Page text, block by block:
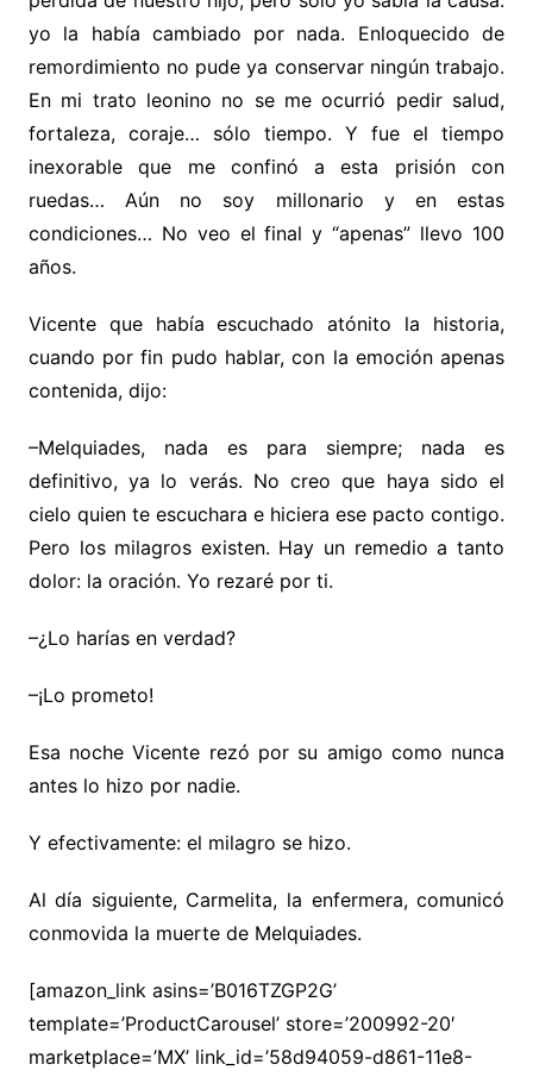
yo la había cambiado por nada. Enloquecido de
remordimiento no pude ya conservar ningún trabajo.
En mi trato leonino no se me ocurrió pedir salud,
fortaleza, coraje… sólo tiempo. Y fue el tiempo
inexorable que me confinó a esta prisión con
ruedas… Aún no soy millonario y en estas
condiciones… No veo el final y “apenas” llevo 100
años.
Vicente que había escuchado atónito la historia,
cuando por fin pudo hablar, con la emoción apenas
contenida, dijo:
–Melquiades, nada es para siempre; nada es
definitivo, ya lo verás. No creo que haya sido el
cielo quien te escuchara e hiciera ese pacto contigo.
Pero los milagros existen. Hay un remedio a tanto
dolor: la oración. Yo rezaré por ti.
–¿Lo harías en verdad?
–¡Lo prometo!
Esa noche Vicente rezó por su amigo como nunca
antes lo hizo por nadie.
Y efectivamente: el milagro se hizo.
Al día siguiente, Carmelita, la enfermera, comunicó
conmovida la muerte de Melquiades.
[amazon_link asins=’B016TZGP2G’
template=’ProductCarousel’ store=’200992-20′
marketplace=’MX’ link_id=’58d94059-d861-11e8-